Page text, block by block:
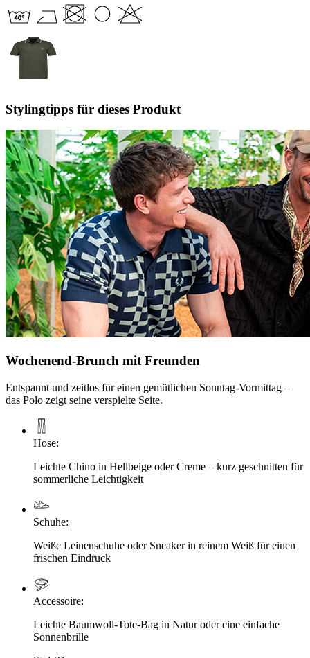
Stylingtipps für dieses Produkt
Wochenend-Brunch mit Freunden
Entspannt und zeitlos für einen gemütlichen Sonntag-Vormittag –
das Polo zeigt seine verspielte Seite.
Hose:
Leichte Chino in Hellbeige oder Creme – kurz geschnitten für
sommerliche Leichtigkeit
Schuhe:
Weiße Leinenschuhe oder Sneaker in reinem Weiß für einen
frischen Eindruck
Accessoire:
Leichte Baumwoll-Tote-Bag in Natur oder eine einfache
Sonnenbrille